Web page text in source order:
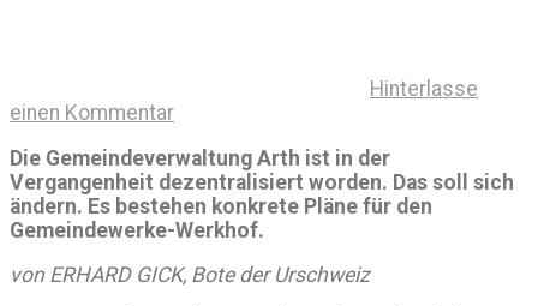
Hinterlasse
einen Kommentar
Die Gemeindeverwaltung Arth ist in der
Vergangenheit dezentralisiert worden. Das soll sich
ändern. Es bestehen konkrete Pläne für den
Gemeindewerke-Werkhof.
von ERHARD GICK, Bote der Urschweiz